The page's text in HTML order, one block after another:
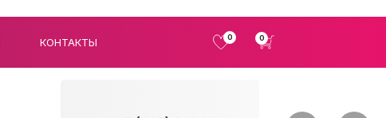
КОНТАКТЫ 0 0